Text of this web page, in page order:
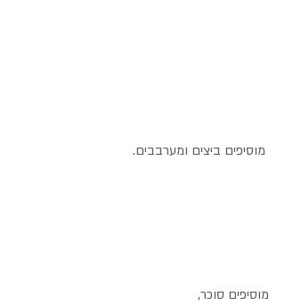
מוסיפים סוכר,